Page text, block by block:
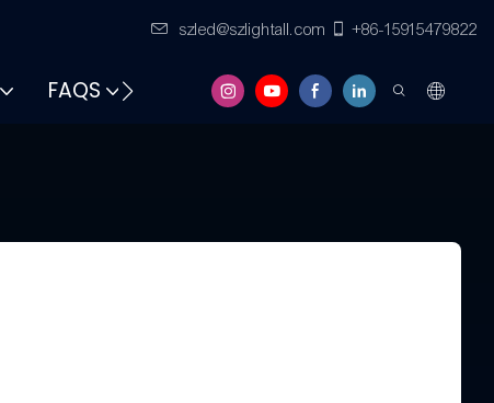
szled@szlightall.com +86-15915479822
FAQS SUMBER DAYA &AMP; DUKUNGAN